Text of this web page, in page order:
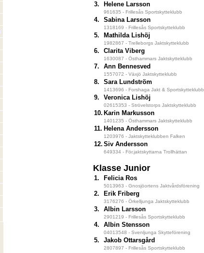
3. Helene Larsson
961635 - Frillesås Sportskytteklubb
4. Sabina Larsson
1318169 - Frillesås Sportskytteklubb
5. Mathilda Lishöj
1982867 - Trelleborgs Jaktskytteklubb
6. Clarita Viberg
1630087 - Östhammars Jaktskytteklubb
7. Ann Bennesved
1557072 - Växjö Jaktskytteklubb
8. Sara Lundström
1413696 - Forshaga Jakt & Sportskytteklubb
9. Veronica Lishöj
02615353 - Strövelstorps Jaktskytteklubb
10. Karin Markusson
1401235 - Östhammars Jaktskytteklubb
11. Helena Andersson
1203976 - Jaktskytteklubben Falken
12. Siv Andersson
649334 - För.jaktskyttarna Trollhättan
Klasse Junior
1. Felicia Ros
5013963 - Gnosjöortens Jaktvårdsförening
2. Erik Friberg
3176276 - Örkelljunga Jaktskytteklubb
3. Albin Larsson
2901219 - Frillesås Sportskytteklubb
4. Albin Stensson
04013548 - Svenljunga Skytteförening
5. Jakob Ottarsgård
2807897 - Frillesås Sportskytteklubb